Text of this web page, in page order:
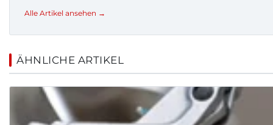
Alle Artikel ansehen →
ÄHNLICHE ARTIKEL